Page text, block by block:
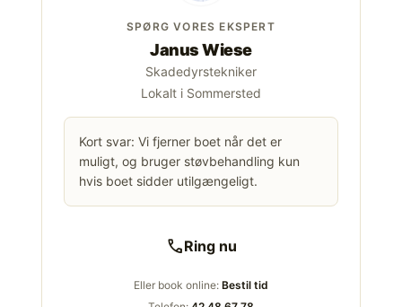
SPØRG VORES EKSPERT
Janus Wiese
Skadedyrstekniker
Lokalt i Sommersted
Kort svar: Vi fjerner boet når det er
muligt, og bruger støvbehandling kun
hvis boet sidder utilgængeligt.
callRing nu
Eller book online: Bestil tid